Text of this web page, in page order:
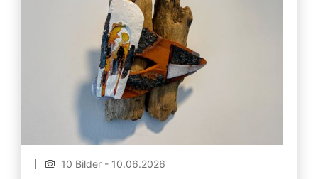
10 Bilder - 10.06.2026